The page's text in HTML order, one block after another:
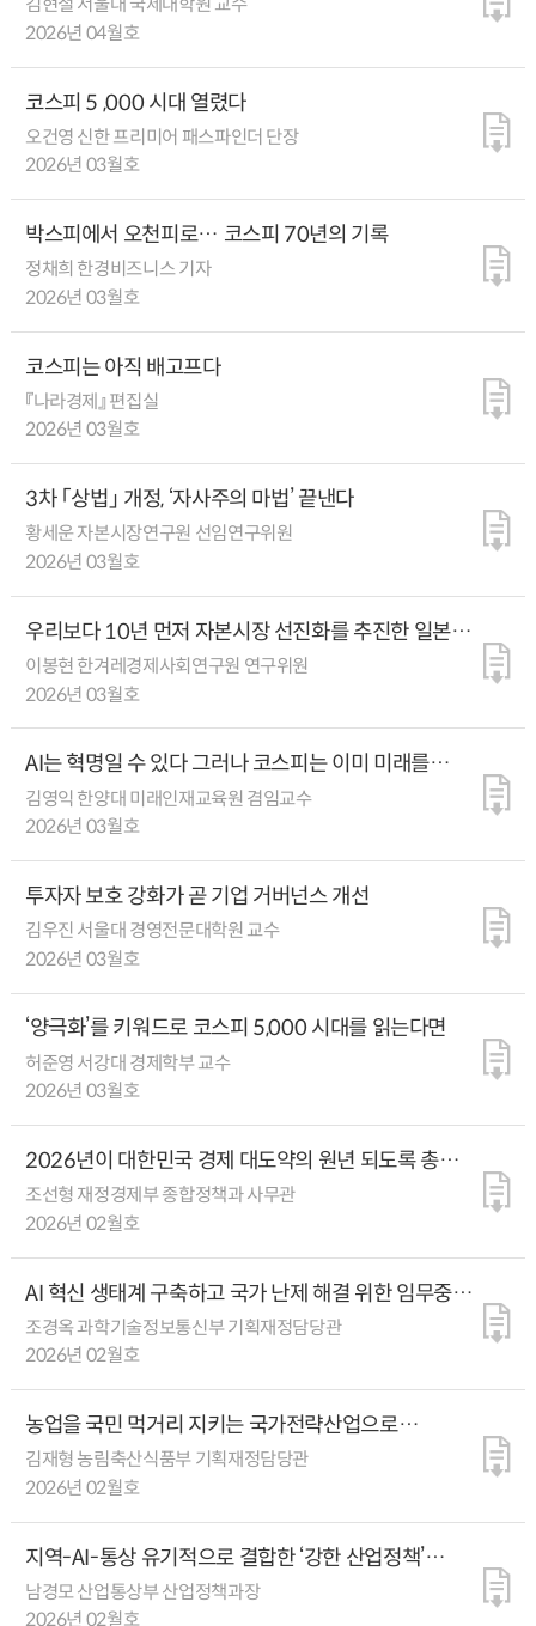
2026년 04월호
코스피 5 ,000 시대 열렸다
오건영 신한 프리미어 패스파인더 단장
2026년 03월호
박스피에서 오천피로… 코스피 70년의 기록
정채희 한경비즈니스 기자
2026년 03월호
코스피는 아직 배고프다
『나라경제』 편집실
2026년 03월호
3차 「상법」 개정, ‘자사주의 마법’ 끝낸다
황세운 자본시장연구원 선임연구위원
2026년 03월호
우리보다 10년 먼저 자본시장 선진화를 추진한 일본과
대만의 3가지 전략
이봉현 한겨레경제사회연구원 연구위원
2026년 03월호
AI는 혁명일 수 있다 그러나 코스피는 이미 미래를
선반영했다
김영익 한양대 미래인재교육원 겸임교수
2026년 03월호
투자자 보호 강화가 곧 기업 거버넌스 개선
김우진 서울대 경영전문대학원 교수
2026년 03월호
‘양극화’를 키워드로 코스피 5,000 시대를 읽는다면
허준영 서강대 경제학부 교수
2026년 03월호
2026년이 대한민국 경제 대도약의 원년 되도록 총력
다할 것
조선형 재정경제부 종합정책과 사무관
2026년 02월호
AI 혁신 생태계 구축하고 국가 난제 해결 위한 임무중심
·도전형 R&D 추진
조경옥 과학기술정보통신부 기획재정담당관
2026년 02월호
농업을 국민 먹거리 지키는 국가전략산업으로
육성한다
김재형 농림축산식품부 기획재정담당관
2026년 02월호
지역-AI-통상 유기적으로 결합한 ‘강한 산업정책’
펼친다
남경모 산업통상부 산업정책과장
2026년 02월호